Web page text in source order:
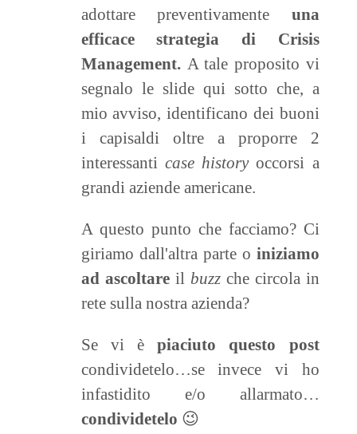
adottare preventivamente una
efficace strategia di Crisis
Management. A tale proposito vi
segnalo le slide qui sotto che, a
mio avviso, identificano dei buoni
i capisaldi oltre a proporre 2
interessanti case historyoccorsi a
grandi aziende americane.
A questo punto che facciamo? Ci
giriamo dall'altra parte o iniziamo
ad ascoltareil buzzche circola in
rete sulla nostra azienda?
Se vi èpiaciuto questo post
condividetelo…se invece vi ho
infastidito e/o allarmato…
condividetelo 😉